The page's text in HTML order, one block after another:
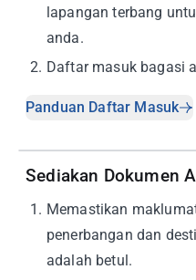
lapangan terbang
anda.
2. Daftar masuk bagasi
Panduan Daftar Masuk
Sediakan Dokumen
1 . Memastikan
penerbangan dan
adalah betul.